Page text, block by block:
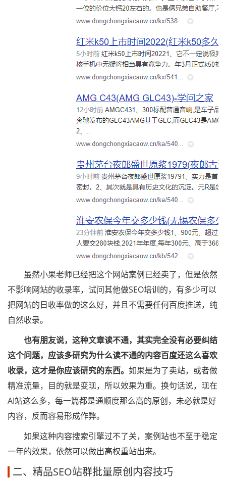
虽然小果老师已经把这个网站案例已经卖了，但是依然
不影响网站的收录率，试问其他做SEO培训的，有多少可以
把网站的日收率做的这么好，并且不需要任何百度推送，纯
自然收录。
也有朋友说，这种文章读不通，其实完全没有必要纠结
这个问题，应该多研究为什么读不通的内容百度还这么喜欢
收录，这才是你应该研究的东西。 如果是为了卖站，或者做
精准流量，目的就是变现，所以效果为重。换句话说，现在
AI站这么多，每一篇都是通顺度那么高的原创，未必就是好
内容，反而容易形成作弊。
如果这种内容搜索引擎过不了关，案例站也不至于稳定
一年的效果，依然可以做出高权重站出来。
二、精品SEO站群批量原创内容技巧